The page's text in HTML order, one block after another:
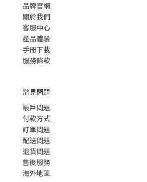
品牌官網
關於我們
客服中心
產品體驗
手冊下載
服務條款
常見問題
帳戶問題
付款方式
訂單問題
配送問題
退貨問題
售後服務
海外地區